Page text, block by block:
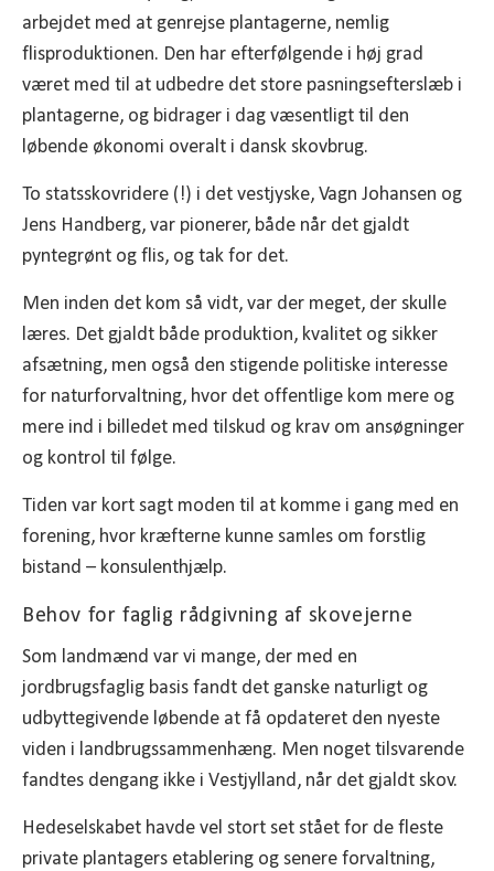
arbejdet med at genrejse plantagerne, nemlig
flisproduktionen. Den har efterfølgende i høj grad
været med til at udbedre det store pasningsefterslæb i
plantagerne, og bidrager i dag væsentligt til den
løbende økonomi overalt i dansk skovbrug.
To statsskovridere (!) i det vestjyske, Vagn Johansen og
Jens Handberg, var pionerer, både når det gjaldt
pyntegrønt og flis, og tak for det.
Men inden det kom så vidt, var der meget, der skulle
læres. Det gjaldt både produktion, kvalitet og sikker
afsætning, men også den stigende politiske interesse
for naturforvaltning, hvor det offentlige kom mere og
mere ind i billedet med tilskud og krav om ansøgninger
og kontrol til følge.
Tiden var kort sagt moden til at komme i gang med en
forening, hvor kræfterne kunne samles om forstlig
bistand – konsulenthjælp.
Behov for faglig rådgivning af skovejerne
Som landmænd var vi mange, der med en
jordbrugsfaglig basis fandt det ganske naturligt og
udbyttegivende løbende at få opdateret den nyeste
viden i landbrugssammenhæng. Men noget tilsvarende
fandtes dengang ikke i Vestjylland, når det gjaldt skov.
Hedeselskabet havde vel stort set stået for de fleste
private plantagers etablering og senere forvaltning,